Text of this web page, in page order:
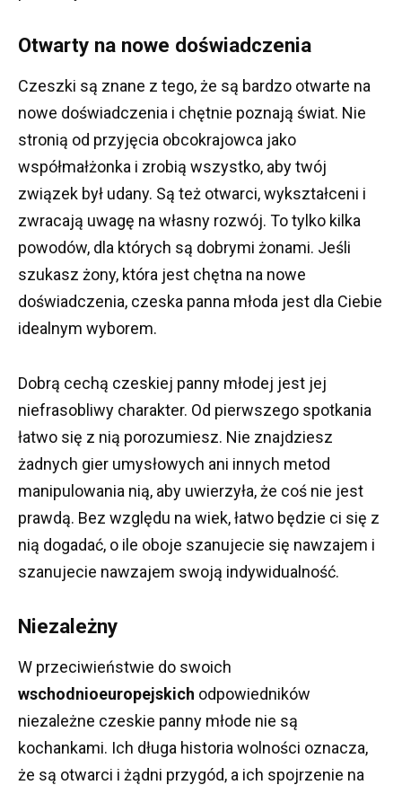
Otwarty na nowe doświadczenia
Czeszki są znane z tego, że są bardzo otwarte na
nowe doświadczenia i chętnie poznają świat. Nie
stronią od przyjęcia obcokrajowca jako
współmałżonka i zrobią wszystko, aby twój
związek był udany. Są też otwarci, wykształceni i
zwracają uwagę na własny rozwój. To tylko kilka
powodów, dla których są dobrymi żonami. Jeśli
szukasz żony, która jest chętna na nowe
doświadczenia, czeska panna młoda jest dla Ciebie
idealnym wyborem.
Dobrą cechą czeskiej panny młodej jest jej
niefrasobliwy charakter. Od pierwszego spotkania
łatwo się z nią porozumiesz. Nie znajdziesz
żadnych gier umysłowych ani innych metod
manipulowania nią, aby uwierzyła, że ​​coś nie jest
prawdą. Bez względu na wiek, łatwo będzie ci się z
nią dogadać, o ile oboje szanujecie się nawzajem i
szanujecie nawzajem swoją indywidualność.
Niezależny
W przeciwieństwie do swoich
wschodnioeuropejskich odpowiedników
niezależne czeskie panny młode nie są
kochankami. Ich długa historia wolności oznacza,
że ​​są otwarci i żądni przygód, a ich spojrzenie na